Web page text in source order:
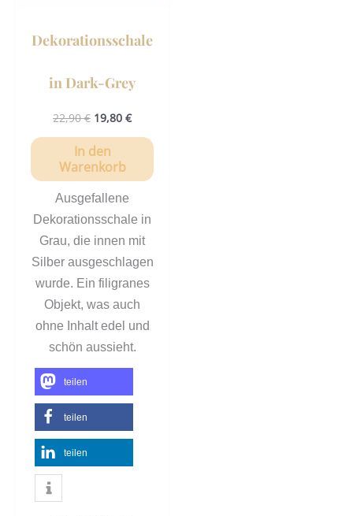
Dekorationsschale
in Dark-Grey
22,90€ 19,80 €
In den
Warenkorb
Ausgefallene
Dekorationsschale in
Grau, die innen mit
Silber ausgeschlagen
wurde. Ein filigranes
Objekt, was auch
ohne Inhalt edel und
schön aussieht.
teilen
teilen
teilen